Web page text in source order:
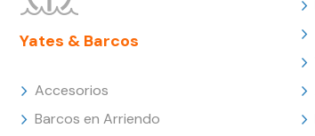
Yates & Barcos
Accesorios
Barcos en Arriendo